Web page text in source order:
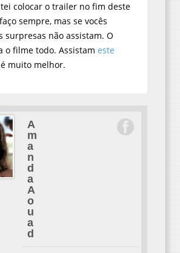
colocar o trailer no fim deste
sempre, mas se vocês
surpresas não assistam. O
o filme todo. Assistam este
muito melhor.
A
m
a
n
d
a
A
o
u
a
d